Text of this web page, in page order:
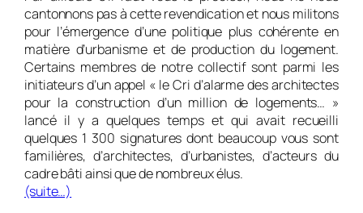
cantonnons pas à cette revendication et nous militons
pour l’émergence d’une politique plus cohérente en
matière d’urbanisme et de production du logement.
Certains membres de notre collectif sont parmi les
initiateurs d’un appel « le Cri d’alarme des architectes
pour la construction d’un million de logements… »
lancé il y a quelques temps et qui avait recueilli
quelques 1 300 signatures dont beaucoup vous sont
familières, d’architectes, d’urbanistes, d’acteurs du
cadre bâti ainsi que de nombreux élus.
(suite…)